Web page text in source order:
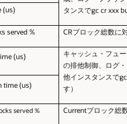
タンスでgc cr xxx
(us)
served % CRブロック総数に
(us)
キャッシュ・フュ
の排他制御、ログ
他インスタンスで
す）
time (us)
served % Currentブロック総